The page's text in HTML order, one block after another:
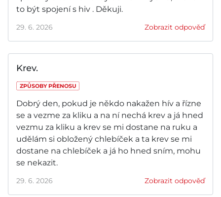
to být spojení s hiv . Děkuji.
29. 6. 2026 Zobrazit odpověď
Krev.
ZPŮSOBY PŘENOSU
Dobrý den, pokud je někdo nakažen hív a řízne
se a vezme za kliku a na ní nechá krev a já hned
vezmu za kliku a krev se mi dostane na ruku a
udělám si obložený chlebíček a ta krev se mi
dostane na chlebíček a já ho hned sním, mohu
se nekazit.
29. 6. 2026 Zobrazit odpověď